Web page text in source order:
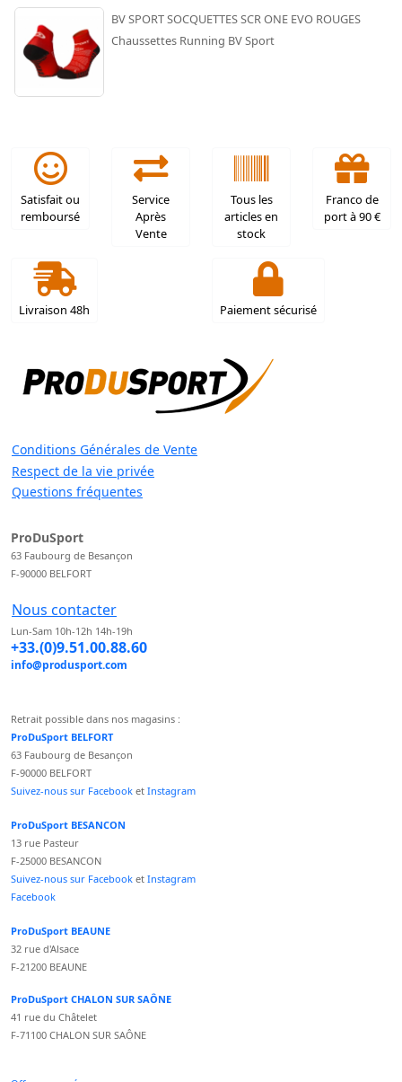
BV SPORT SOCQUETTES SCR ONE EVO ROUGES
Chaussettes Running BV Sport
Satisfait ou
remboursé
Service
Après
Vente
Tous les
articles en
stock
Franco de
port à 90 €
Livraison 48h Paiement sécurisé
Conditions Générales de Vente
Respect de la vie privée
Questions fréquentes
ProDuSport
63 Faubourg de Besançon
F-90000 BELFORT
Nous contacter
Lun-Sam 10h-12h 14h-19h
+33.(0)9.51.00.88.60
info@produsport.com
Retrait possible dans nos magasins :
ProDuSport BELFORT
63 Faubourg de Besançon
F-90000 BELFORT
Suivez-nous sur Facebook et Instagram
ProDuSport BESANCON
13 rue Pasteur
F-25000 BESANCON
Suivez-nous sur Facebook et Instagram
Facebook
ProDuSport BEAUNE
32 rue d'Alsace
F-21200 BEAUNE
ProDuSport CHALON SUR SAÔNE
41 rue du Châtelet
F-71100 CHALON SUR SAÔNE